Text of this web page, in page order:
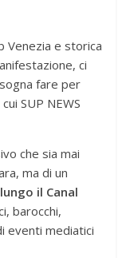
Venezia e storica
ci
fare per
SUP NEWS
che sia mai
ma di un
lungo il Canal
barocchi,
eventi mediatici